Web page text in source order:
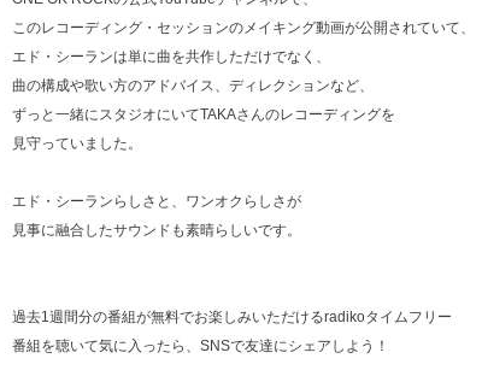
このレコーディング・セッションのメイキング動画が公開されていて、
エド・シーランは単に曲を共作しただけでなく、
曲の構成や歌い方のアドバイス、ディレクションなど、
ずっと一緒にスタジオにいてTAKAさんのレコーディングを
見守っていました。
エド・シーランらしさと、ワンオクらしさが
見事に融合したサウンドも素晴らしいです。
過去1週間分の番組が無料でお楽しみいただけるradikoタイムフリー
番組を聴いて気に入ったら、SNSで友達にシェアしよう！